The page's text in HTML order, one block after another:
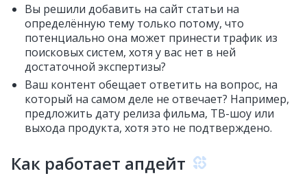
Вы решили добавить на сайт статьи на
определённую тему только потому, что
потенциально она может принести трафик из
поисковых систем, хотя у вас нет в ней
достаточной экспертизы?
Ваш контент обещает ответить на вопрос, на
который на самом деле не отвечает? Например,
предложить дату релиза фильма, ТВ-шоу или
выхода продукта, хотя это не подтверждено.
Как работает апдейт